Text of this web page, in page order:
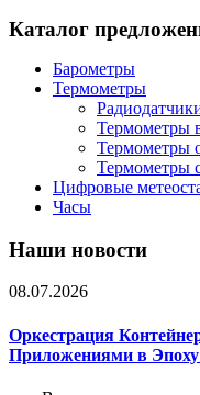
Каталог
Барометры
Термометры
Термометры
Термометры
Термометры
Цифровые
Часы
Наши новости
08.07.2026
Оркестрация
Приложениями в Эпоху